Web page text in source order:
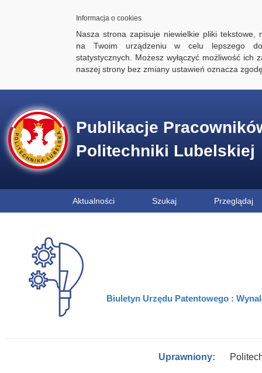
Informacja o cookies
Nasza strona zapisuje niewielkie pliki tekstowe,
na Twoim urządzeniu w celu lepszego
statystycznych. Możesz wyłączyć możliwość ich
naszej strony bez zmiany ustawień oznacza
Publikacje
Politechniki Lubelskiej
Aktualności Szukaj Przeglądaj
Biuletyn Urzędu Patentowego :
Uprawniony: